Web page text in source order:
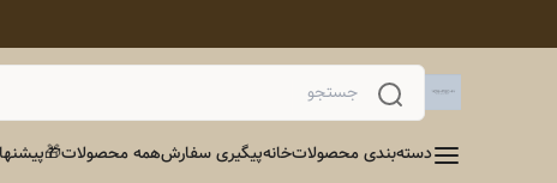
دسته‌بندی محصولاتخانهپیگیری سفارشهمه محصولات